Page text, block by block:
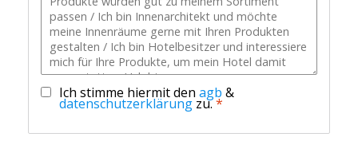
Ich stimme hiermit den agb &
datenschutzerklärung zu.*